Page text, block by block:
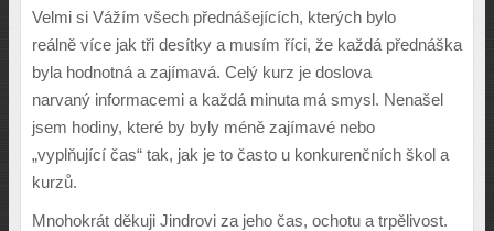
Velmi si Vážím všech přednášejících, kterých bylo
reálně více jak tři desítky a musím říci, že každá přednáška
byla hodnotná a zajímavá. Celý kurz je doslova
narvaný informacemi a každá minuta má smysl. Nenašel
jsem hodiny, které by byly méně zajímavé nebo
„vyplňující čas“ tak, jak je to často u konkurenčních škol a
kurzů.
Mnohokrát děkuji Jindrovi za jeho čas, ochotu a trpělivost.